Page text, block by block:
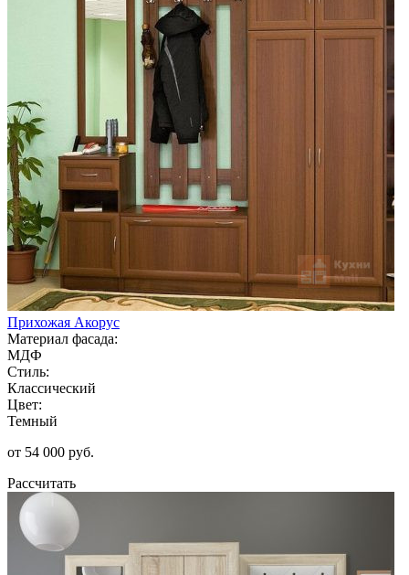
Прихожая Акорус
Материал фасада:
МДФ
Стиль:
Классический
Цвет:
Темный
от 54 000 руб.
Рассчитать